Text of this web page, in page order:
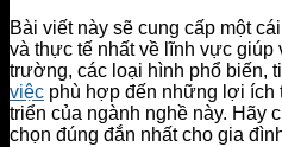
Bài viết này sẽ cung cấp một
và thực tế nhất về lĩnh vực giúp
trường, các loại hình phổ biến,
việc phù hợp đến những lợi ích
triển của ngành nghề này. Hãy
chọn đúng đắn nhất cho gia